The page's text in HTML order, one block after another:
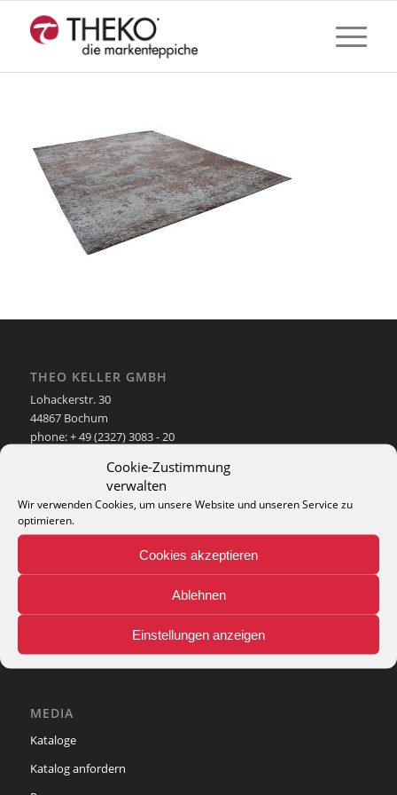
Cookie-Zustimmung
verwalten
Wir verwenden Cookies, um unsere Website und unseren Service zu
optimieren.
Cookies akzeptieren
Ablehnen
Einstellungen anzeigen
THEO KELLER GMBH
Lohackerstr. 30
44867 Bochum
phone: + 49 (2327) 3083 - 20
MEDIA
Kataloge
Katalog anfordern